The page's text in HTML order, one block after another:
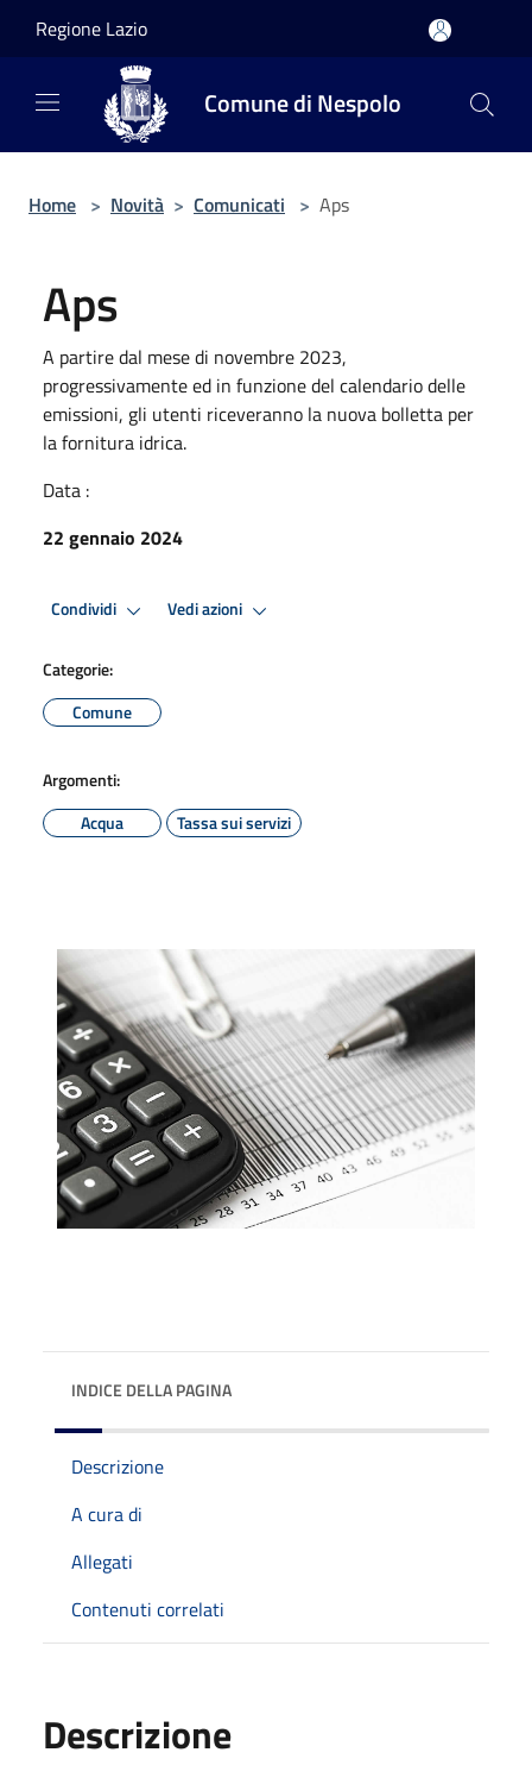
Regione Lazio
Comune di Nespolo
Home > Novità > Comunicati > Aps
Aps
A partire dal mese di novembre 2023,
progressivamente ed in funzione del calendario delle
emissioni, gli utenti riceveranno la nuova bolletta per
la fornitura idrica.
Data :
22 gennaio 2024
Condividi Vedi azioni
Categorie:
Comune
Argomenti:
Acqua
Tassa sui servizi
INDICE DELLA PAGINA
Descrizione
A cura di
Allegati
Contenuti correlati
Descrizione